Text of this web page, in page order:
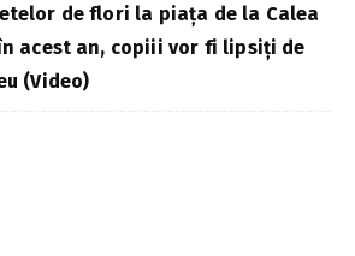
de flori la piața de la Calea
acest an, copiii vor fi lipsiți de
(Video)